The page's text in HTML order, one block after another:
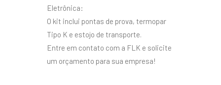
Eletrônica:
O kit inclui pontas de prova, termopar
Tipo K e estojo de transporte.
Entre em contato com a FLK e solicite
um orçamento para sua empresa!